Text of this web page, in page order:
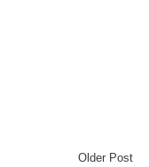
Older Post